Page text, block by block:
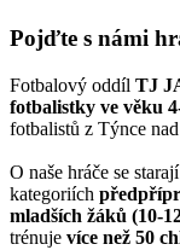
Pojďte s námi
Fotbalový oddíl TJ
fotbalistky ve věku
fotbalistů z Týnce
O naše hráče se starají
kategoriích
mladších žáků (10-
trénuje více než 50